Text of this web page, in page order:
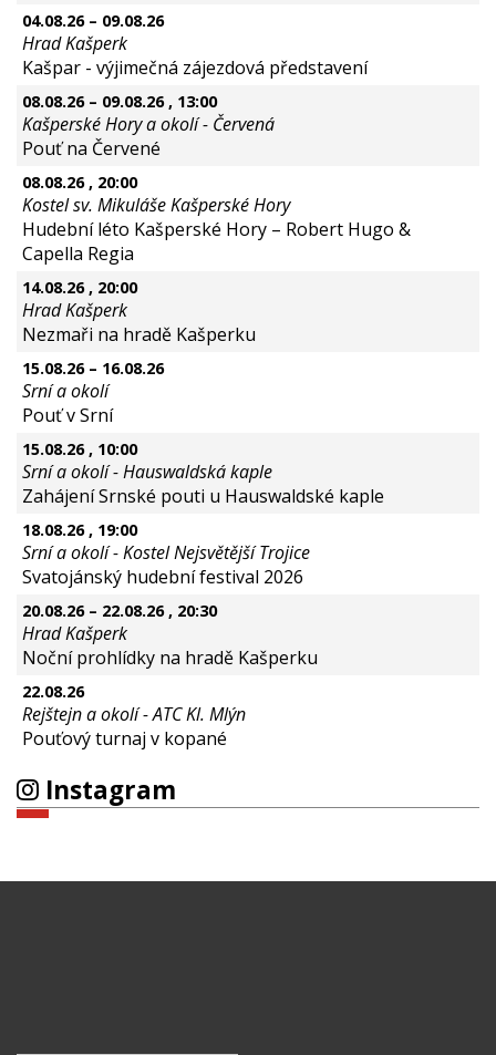
04.08.26– 09.08.26
Hrad Kašperk
Kašpar - výjimečná zájezdová představení
08.08.26– 09.08.26, 13:00
Kašperské Hory a okolí - Červená
Pouť na Červené
08.08.26, 20:00
Kostel sv. Mikuláše Kašperské Hory
Hudební léto Kašperské Hory – Robert Hugo &
Capella Regia
14.08.26, 20:00
Hrad Kašperk
Nezmaři na hradě Kašperku
15.08.26– 16.08.26
Srní a okolí
Pouť v Srní
15.08.26, 10:00
Srní a okolí - Hauswaldská kaple
Zahájení Srnské pouti u Hauswaldské kaple
18.08.26, 19:00
Srní a okolí - Kostel Nejsvětější Trojice
Svatojánský hudební festival 2026
20.08.26– 22.08.26, 20:30
Hrad Kašperk
Noční prohlídky na hradě Kašperku
22.08.26
Rejštejn a okolí - ATC Kl. Mlýn
Pouťový turnaj v kopané
Instagram